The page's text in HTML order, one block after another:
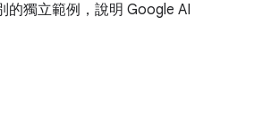
的獨立範例，說明 Google AI